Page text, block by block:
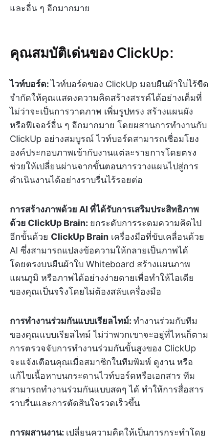
และอื่น ๆ อีกมากมาย
คุณสมบัติเด่นของ ClickUp:
ไวท์บอร์ด:ไวท์บอร์ดของ ClickUp มอบผืนผ้าใบไร้ขีด
จำกัดให้คุณแสดงความคิดสร้างสรรค์ได้อย่างเต็มที่
ไม่ว่าจะเป็นการวาดภาพ เพิ่มรูปทรง สร้างแผนผัง
หรือฟีเจอร์อื่น ๆ อีกมากมาย โดยผสานการทำงานกับ
ClickUp อย่างสมบูรณ์ ไวท์บอร์ดสามารถเชื่อมโยง
องค์ประกอบภาพเข้ากับงานแต่ละรายการโดยตรง
ช่วยให้เปลี่ยนผ่านจากขั้นตอนการวางแผนไปสู่การ
ดำเนินงานได้อย่างราบรื่นไร้รอยต่อ
การสร้างภาพด้วย AI ที่ได้รับการเสริมประสิทธิภาพ
ด้วย ClickUp Brain: ยกระดับการระดมความคิดไป
อีกขั้นด้วย ClickUp Brain เครื่องมือที่ขับเคลื่อนด้วย
AI ซึ่งสามารถแปลงข้อความให้กลายเป็นภาพได้
โดยตรงบนผืนผ้าใบ Whiteboard สร้างแผนภาพ
แผนภูมิ หรือภาพได้อย่างง่ายดายเพื่อทำให้ไอเดีย
ของคุณเป็นจริงโดยไม่ต้องสลับเครื่องมือ
การทำงานร่วมกันแบบเรียลไทม์: ทำงานร่วมกับทีม
ของคุณแบบเรียลไทม์ ไม่ว่าพวกเขาจะอยู่ที่ไหนก็ตาม
การตรวจจับการทำงานร่วมกันขั้นสูงของ ClickUp
จะแจ้งเตือนคุณเมื่อสมาชิกในทีมพิมพ์ ดูงาน หรือ
แก้ไขเนื้อหาบนกระดานไวท์บอร์ดหรือเอกสาร ทีม
สามารถทำงานร่วมกันแบบสดๆ ได้ ทำให้การสื่อสาร
ราบรื่นและการตัดสินใจรวดเร็วขึ้น
การผสานงาน: เปลี่ยนความคิดให้เป็นการกระทำโดย